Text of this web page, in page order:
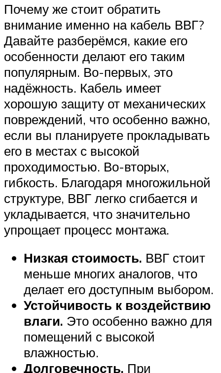
Почему же стоит обратить
внимание именно на кабель ВВГ?
Давайте разберёмся, какие его
особенности делают его таким
популярным. Во-первых, это
надёжность. Кабель имеет
хорошую защиту от механических
повреждений, что особенно важно,
если вы планируете прокладывать
его в местах с высокой
проходимостью. Во-вторых,
гибкость. Благодаря многожильной
структуре, ВВГ легко сгибается и
укладывается, что значительно
упрощает процесс монтажа.
Низкая стоимость. ВВГ стоит
меньше многих аналогов, что
делает его доступным выбором.
Устойчивость к воздействию
влаги. Это особенно важно для
помещений с высокой
влажностью.
Долговечность. При